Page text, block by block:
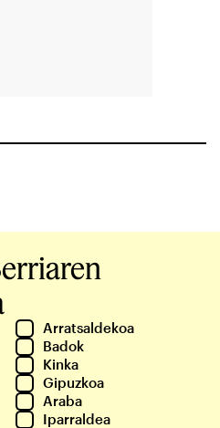
Arratsaldekoa
Badok
Kinka
Gipuzkoa
Araba
Iparraldea